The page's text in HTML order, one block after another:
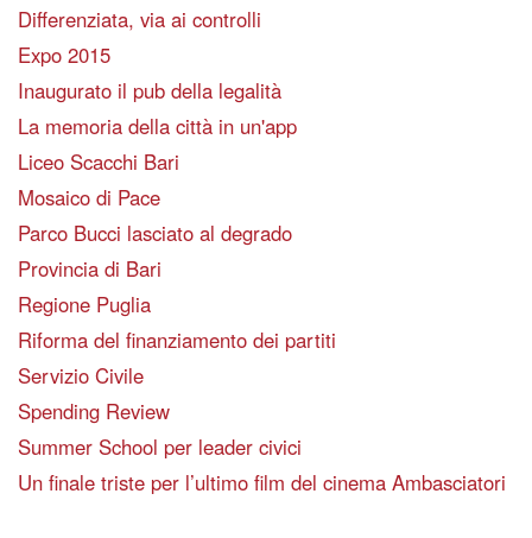
Differenziata, via ai controlli
Expo 2015
Inaugurato il pub della legalità
La memoria della città in un'app
Liceo Scacchi Bari
Mosaico di Pace
Parco Bucci lasciato al degrado
Provincia di Bari
Regione Puglia
Riforma del finanziamento dei partiti
Servizio Civile
Spending Review
Summer School per leader civici
Un finale triste per l’ultimo film del cinema Ambasciatori